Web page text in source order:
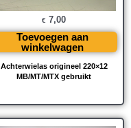
Achterwielas origineel 220×12
MB/MT/MTX gebruikt
€ 7,00
Toevoegen aan
winkelwagen